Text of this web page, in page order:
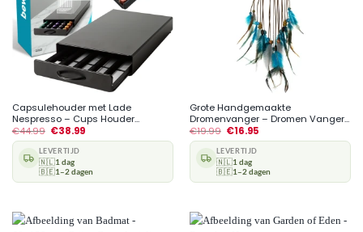
Capsulehouder met Lade
Nespresso – Cups Houder...
€44.99 €38.99
LEVERTIJD
🇳🇱1 dag
🇧🇪1–2 dagen
Grote Handgemaakte
Dromenvanger – Dromen Vanger...
€19.99 €16.95
LEVERTIJD
🇳🇱1 dag
🇧🇪1–2 dagen